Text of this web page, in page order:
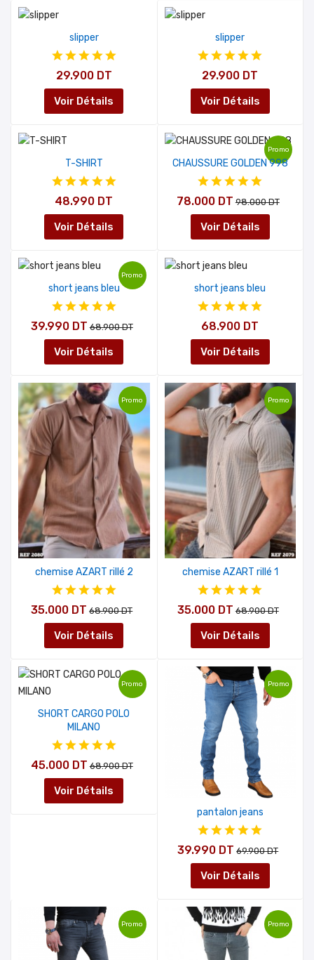
slipper
29.900 DT
Voir Détails
slipper
29.900 DT
Voir Détails
T-SHIRT
48.990 DT
Voir Détails
Promo
CHAUSSURE GOLDEN 998
78.000 DT 98.000 DT
Voir Détails
Promo
short jeans bleu
39.990 DT 68.900 DT
Voir Détails
short jeans bleu
68.900 DT
Voir Détails
Promo
chemise AZART rillé 2
35.000 DT 68.900 DT
Voir Détails
Promo
chemise AZART rillé 1
35.000 DT 68.900 DT
Voir Détails
Promo
SHORT CARGO POLO
MILANO
45.000 DT 68.900 DT
Voir Détails
Promo
pantalon jeans
39.990 DT 69.900 DT
Voir Détails
Promo Promo